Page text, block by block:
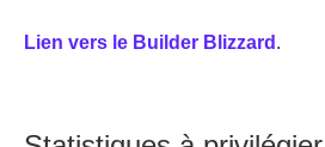
Lien vers le Builder Blizzard .